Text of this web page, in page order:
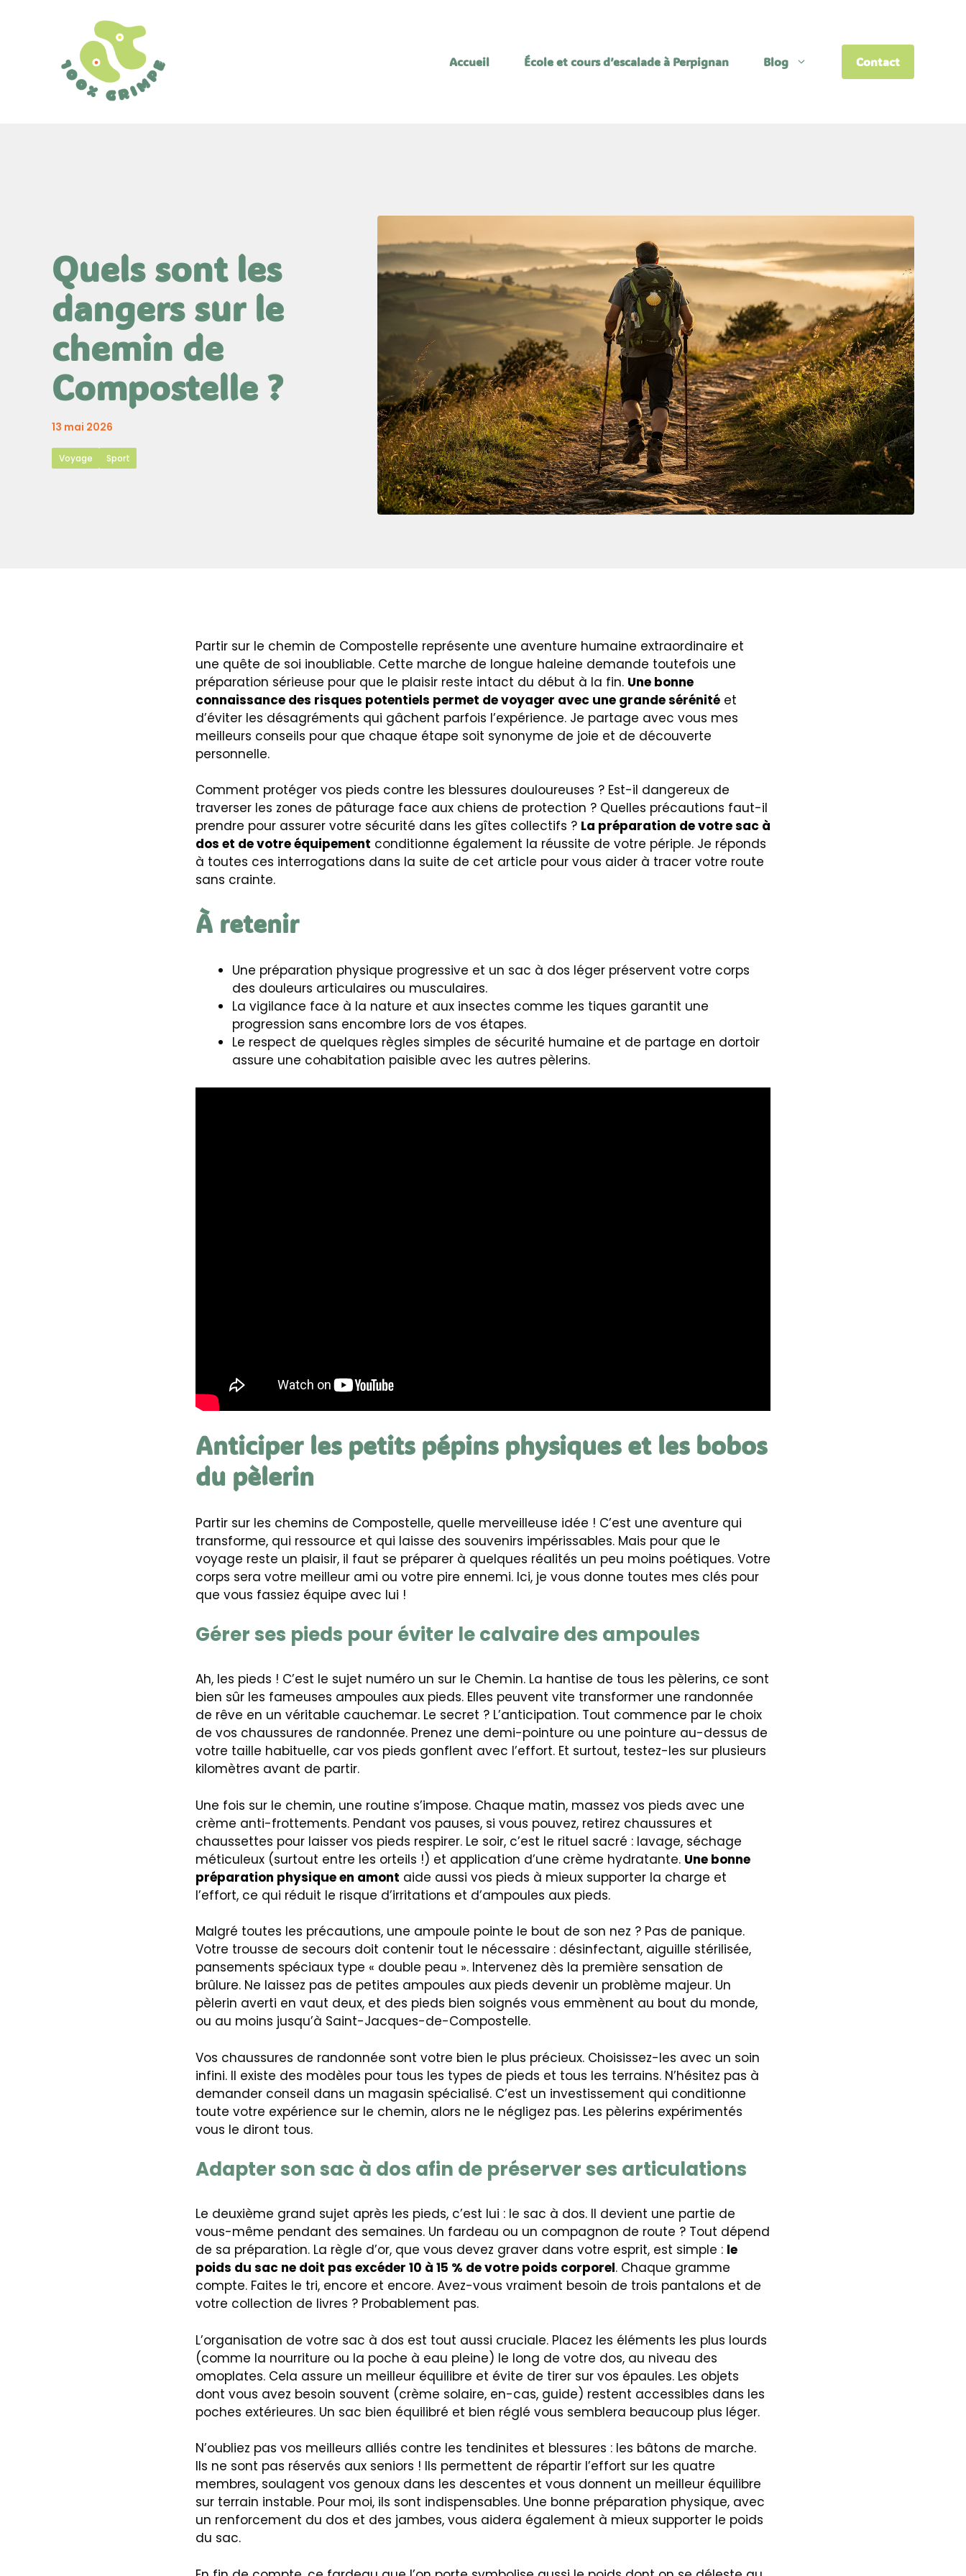
Accueil École et cours d’escalade à Perpignan Blog Contact
Quels sont les
dangers sur le
chemin de
Compostelle ?
13 mai 2026
Voyage Sport
Partir sur le chemin de Compostelle représente une aventure humaine extraordinaire et
une quête de soi inoubliable. Cette marche de longue haleine demande toutefois une
préparation sérieuse pour que le plaisir reste intact du début à la fin. Une bonne
connaissance des risques potentiels permet de voyager avec une grande sérénité et
d’éviter les désagréments qui gâchent parfois l’expérience. Je partage avec vous mes
meilleurs conseils pour que chaque étape soit synonyme de joie et de découverte
personnelle.
Comment protéger vos pieds contre les blessures douloureuses ? Est-il dangereux de
traverser les zones de pâturage face aux chiens de protection ? Quelles précautions faut-il
prendre pour assurer votre sécurité dans les gîtes collectifs ? La préparation de votre sac à
dos et de votre équipement conditionne également la réussite de votre périple. Je réponds
à toutes ces interrogations dans la suite de cet article pour vous aider à tracer votre route
sans crainte.
À retenir
Une préparation physique progressive et un sac à dos léger préservent votre corps
des douleurs articulaires ou musculaires.
La vigilance face à la nature et aux insectes comme les tiques garantit une
progression sans encombre lors de vos étapes.
Le respect de quelques règles simples de sécurité humaine et de partage en dortoir
assure une cohabitation paisible avec les autres pèlerins.
Anticiper les petits pépins physiques et les bobos
du pèlerin
Partir sur les chemins de Compostelle, quelle merveilleuse idée ! C’est une aventure qui
transforme, qui ressource et qui laisse des souvenirs impérissables. Mais pour que le
voyage reste un plaisir, il faut se préparer à quelques réalités un peu moins poétiques. Votre
corps sera votre meilleur ami ou votre pire ennemi. Ici, je vous donne toutes mes clés pour
que vous fassiez équipe avec lui !
Gérer ses pieds pour éviter le calvaire des ampoules
Ah, les pieds ! C’est le sujet numéro un sur le Chemin. La hantise de tous les pèlerins, ce sont
bien sûr les fameuses ampoules aux pieds. Elles peuvent vite transformer une randonnée
de rêve en un véritable cauchemar. Le secret ? L’anticipation. Tout commence par le choix
de vos chaussures de randonnée. Prenez une demi-pointure ou une pointure au-dessus de
votre taille habituelle, car vos pieds gonflent avec l’effort. Et surtout, testez-les sur plusieurs
kilomètres avant de partir.
Une fois sur le chemin, une routine s’impose. Chaque matin, massez vos pieds avec une
crème anti-frottements. Pendant vos pauses, si vous pouvez, retirez chaussures et
chaussettes pour laisser vos pieds respirer. Le soir, c’est le rituel sacré : lavage, séchage
méticuleux (surtout entre les orteils !) et application d’une crème hydratante. Une bonne
préparation physique en amont aide aussi vos pieds à mieux supporter la charge et
l’effort, ce qui réduit le risque d’irritations et d’ampoules aux pieds.
Malgré toutes les précautions, une ampoule pointe le bout de son nez ? Pas de panique.
Votre trousse de secours doit contenir tout le nécessaire : désinfectant, aiguille stérilisée,
pansements spéciaux type « double peau ». Intervenez dès la première sensation de
brûlure. Ne laissez pas de petites ampoules aux pieds devenir un problème majeur. Un
pèlerin averti en vaut deux, et des pieds bien soignés vous emmènent au bout du monde,
ou au moins jusqu’à Saint-Jacques-de-Compostelle.
Vos chaussures de randonnée sont votre bien le plus précieux. Choisissez-les avec un soin
infini. Il existe des modèles pour tous les types de pieds et tous les terrains. N’hésitez pas à
demander conseil dans un magasin spécialisé. C’est un investissement qui conditionne
toute votre expérience sur le chemin, alors ne le négligez pas. Les pèlerins expérimentés
vous le diront tous.
Adapter son sac à dos afin de préserver ses articulations
Le deuxième grand sujet après les pieds, c’est lui : le sac à dos. Il devient une partie de
vous-même pendant des semaines. Un fardeau ou un compagnon de route ? Tout dépend
de sa préparation. La règle d’or, que vous devez graver dans votre esprit, est simple : le
poids du sac ne doit pas excéder 10 à 15 % de votre poids corporel. Chaque gramme
compte. Faites le tri, encore et encore. Avez-vous vraiment besoin de trois pantalons et de
votre collection de livres ? Probablement pas.
L’organisation de votre sac à dos est tout aussi cruciale. Placez les éléments les plus lourds
(comme la nourriture ou la poche à eau pleine) le long de votre dos, au niveau des
omoplates. Cela assure un meilleur équilibre et évite de tirer sur vos épaules. Les objets
dont vous avez besoin souvent (crème solaire, en-cas, guide) restent accessibles dans les
poches extérieures. Un sac bien équilibré et bien réglé vous semblera beaucoup plus léger.
N’oubliez pas vos meilleurs alliés contre les tendinites et blessures : les bâtons de marche.
Ils ne sont pas réservés aux seniors ! Ils permettent de répartir l’effort sur les quatre
membres, soulagent vos genoux dans les descentes et vous donnent un meilleur équilibre
sur terrain instable. Pour moi, ils sont indispensables. Une bonne préparation physique, avec
un renforcement du dos et des jambes, vous aidera également à mieux supporter le poids
du sac.